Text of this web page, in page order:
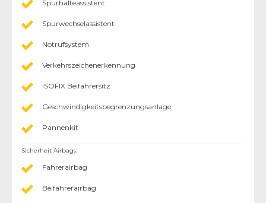
Spurhalteassistent
Spurwechselassistent
Notrufsystem
Verkehrszeichenerkennung
ISOFIX Beifahrersitz
Geschwindigkeitsbegrenzungsanlage
Pannenkit
Sicherheit Airbags:
Fahrerairbag
Beifahrerairbag